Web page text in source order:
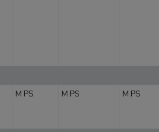
M PS M PS M PS